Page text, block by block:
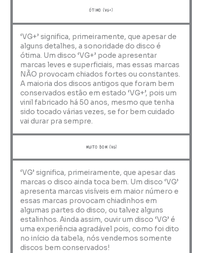
ótimo (VG+)
‘VG+’ significa, primeiramente, que apesar de
alguns detalhes, a sonoridade do disco é
ótima. Um disco ‘VG+’ pode apresentar
marcas leves e superficiais, mas essas marcas
NÃO provocam chiados fortes ou constantes.
A maioria dos discos antigos que foram bem
conservados estão em estado ‘VG+’, pois um
vinil fabricado há 50 anos, mesmo que tenha
sido tocado várias vezes, se for bem cuidado
vai durar pra sempre.
muito bom (VG)
‘VG’ significa, primeiramente, que apesar das
marcas o disco ainda toca bem. Um disco ‘VG’
apresenta marcas visíveis em maior número e
essas marcas provocam chiadinhos em
algumas partes do disco, ou talvez alguns
estalinhos. Ainda assim, ouvir um disco ‘VG’ é
uma experiência agradável pois, como foi dito
no início da tabela, nós vendemos somente
discos bem conservados!